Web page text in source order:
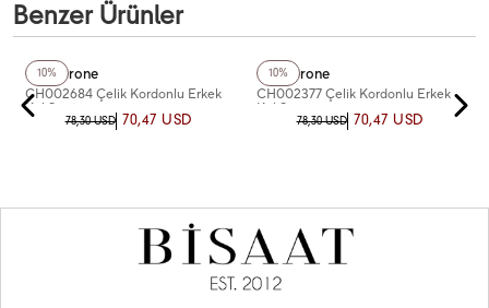
Benzer Ürünler
10%
Chaperone
CH002684 Çelik Kordonlu Erkek
Kol Saati
78,30 USD 70,47 USD
10%
Chaperone
CH002377 Çelik Kordonlu Erkek
Kol Saati
78,30 USD 70,47 USD